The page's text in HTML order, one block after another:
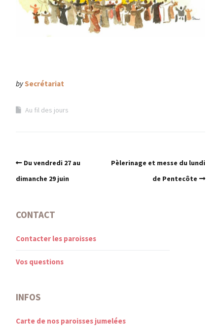
bySecrétariat
Au fil des jours
Du vendredi 27 au
dimanche 29 juin
Pèlerinage et messe du lundi
de Pentecôte
CONTACT
Contacter les paroisses
Vos questions
INFOS
Carte de nos paroisses jumelées